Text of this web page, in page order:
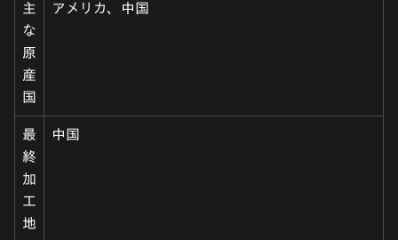
主
な
原
産
国
アメリカ、中国
最
終
加
工
地
中国